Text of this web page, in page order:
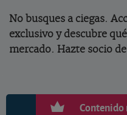
No busques a ciegas.
exclusivo y descubre
mercado. Hazte socio
Contenido